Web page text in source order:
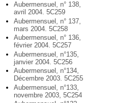
Aubermensuel, n° 138,
avril 2004. 5C259
Aubermensuel, n° 137,
mars 2004. 5C258
Aubermensuel, n° 136,
février 2004. 5C257
Aubermensuel, n°135,
janvier 2004. 5C256
Aubermensuel, n°134,
Décembre 2003. 5C255
Aubermensuel, n°133,
novembre 2003, 5C254